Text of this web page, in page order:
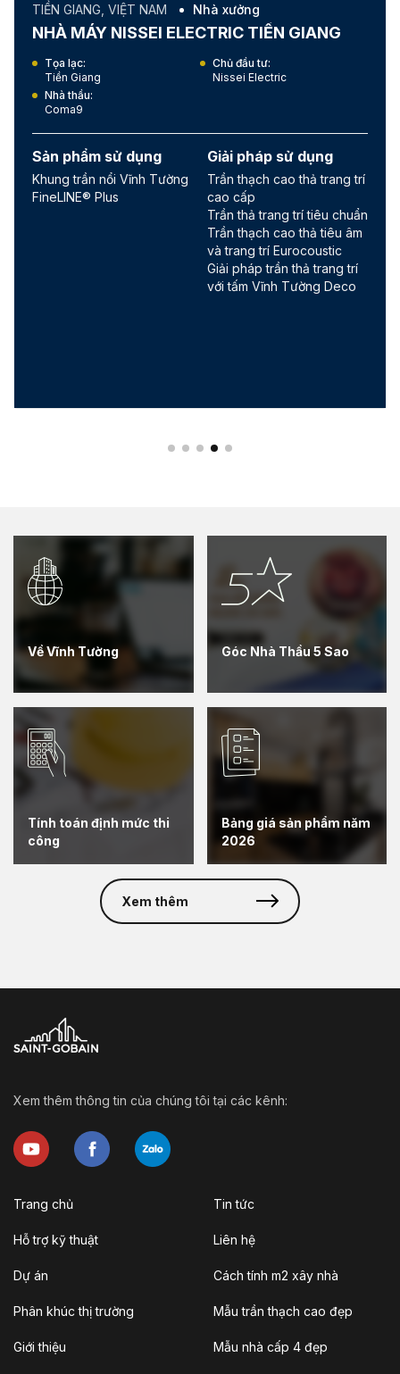
HA NOI, VIET NAM Cửa hàng - Showroom
VINSMART HÒA LẠC
Tọa lạc:
Hà Nội
Chủ đầu tư:
Vingroup
Nhà thầu:
Hoàng Nhật Hồng
Sản phẩm sử dụng
Khung vách ngăn Vĩnh
Giải pháp sử dụng
Tường thạch cao GypWall
DW4AQ1
Tường thạch cao GypWall
DW4AQ1
Trần thả trang trí tiêu chuẩn
Trần thạch cao thả trang trí
Về Vĩnh Tường Góc Nhà Thầu 5 Sao
Tính toán định mức thi
công
Bảng giá sản phẩm năm
2026
Xem thêm
Xem thêm thông tin của chúng tôi tại các kênh:
Trang chủ
Hỗ trợ kỹ thuật
Dự án
Phân khúc thị trường
Giới thiệu
Tin tức
Liên hệ
Cách tính m2 xây nhà
Mẫu trần thạch cao đẹp
Mẫu nhà cấp 4 đẹp